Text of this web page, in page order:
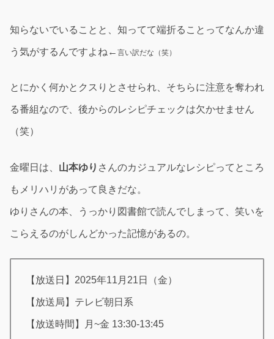
知らないでいることと、知ってて端折ることってなんか違
う気がするんですよね← 言い訳だな（笑）
とにかく何かとクスりとさせられ、そちらに注意を奪われ
る番組なので、後からのレシピチェックは欠かせません
（笑）
金曜日は、 山本ゆり さんのカジュアルなレシピってところ
もメリハリがあって良きだな。
ゆりさんの本、うっかり図書館で読んでしまって、笑いを
こらえるのがしんどかった記憶があるの。
【放送日】2025年11月21日（金）
【放送局】テレビ朝日系
【放送時間】月~金 13:30-13:45